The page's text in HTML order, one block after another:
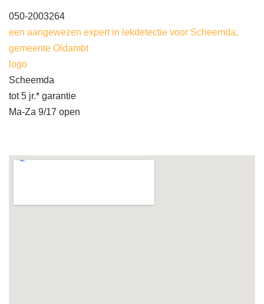
050-2003264
een aangewezen expert in lekdetectie voor Scheemda,
gemeente Oldambt
logo
Scheemda
tot 5 jr.* garantie
Ma-Za 9/17 open